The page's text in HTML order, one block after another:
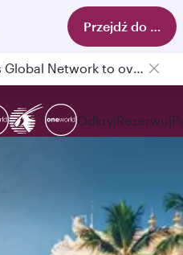
Przejdź do
Qatar Airways Expands Global Network to over 160 Destinations
OdkryjRezerwuj